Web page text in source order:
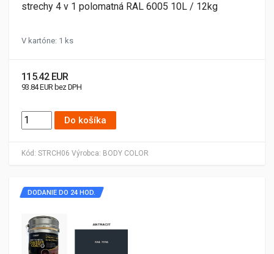
Kód: STRCH06 Výrobca: BODY COLOR
strechy 4 v 1 polomatná RAL 6005 10L / 12kg
V kartóne: 1 ks
115.42 EUR
93.84 EUR bez DPH
Do košíka
DODANIE DO 24 HOD.